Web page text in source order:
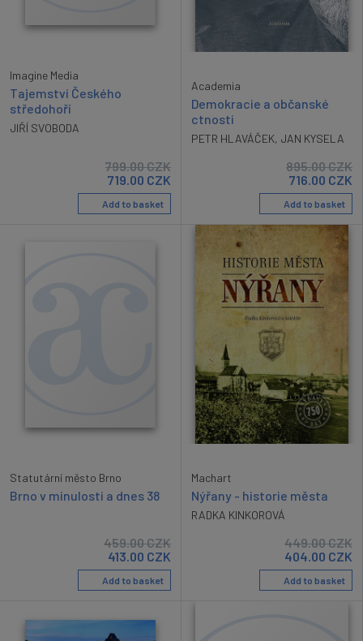
Imagine Media
Tajemství Českého
středohoří
JIŘÍ SVOBODA
799.00CZK
719.00 CZK
Add to basket
Academia
Demokracie a občanské
ctnosti
PETR HLAVÁČEK, JAN KYSELA
895.00CZK
716.00 CZK
Add to basket
Statutární město Brno
Brno v minulosti a dnes 38
459.00CZK
413.00 CZK
Add to basket
Machart
Nýřany - historie města
RADKA KINKOROVÁ
449.00CZK
404.00 CZK
Add to basket